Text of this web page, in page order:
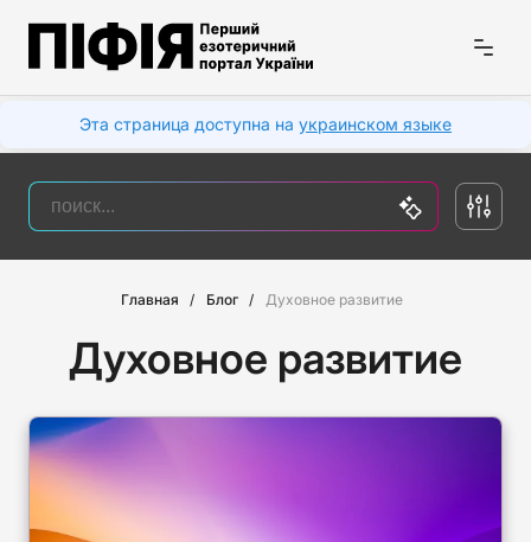
Эта страница доступна на украинском языке
Главная Блог Духовное развитие
Духовное развитие